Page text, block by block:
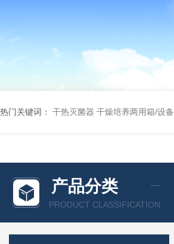
热门关键词： 干热灭菌器 干燥培养两用箱/设备
产品分类
PRODUCT CLASSIFICATION